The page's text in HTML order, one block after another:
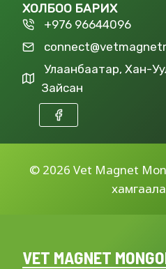
ХОЛБОО БАРИХ
+976 96644096
Улаанбаатар, Хан-
Зайсан
© 2026 Vet Magnet
VET MAGNET